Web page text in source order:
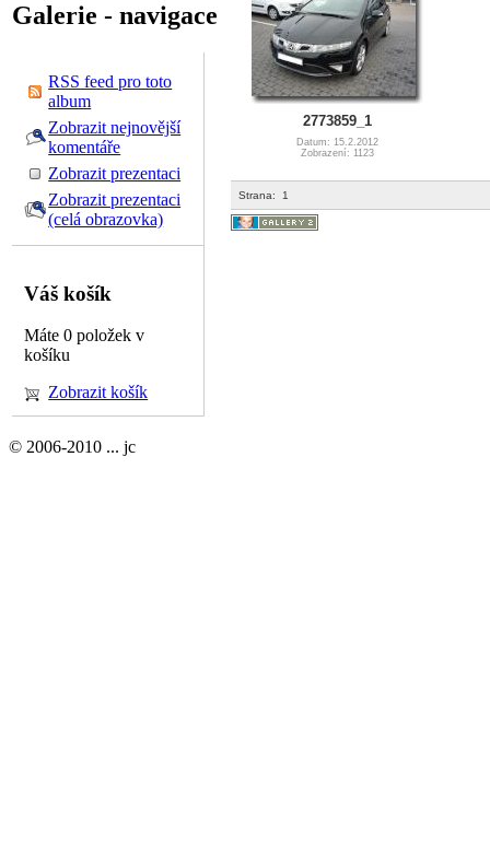
Galerie - navigace
RSS feed pro toto
album
Zobrazit nejnovější
komentáře
Zobrazit prezentaci
Zobrazit prezentaci
(celá obrazovka)
Váš košík
Máte 0 položek v
košíku
Zobrazit košík
2773859_1
Datum: 15.2.2012
Zobrazení: 1123
Strana: 1
© 2006-2010 ... jc